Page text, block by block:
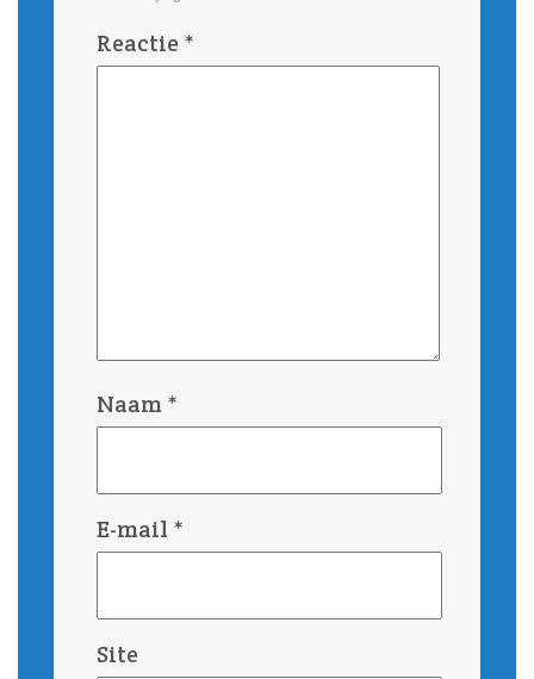
Reactie *
Naam *
E-mail *
Site